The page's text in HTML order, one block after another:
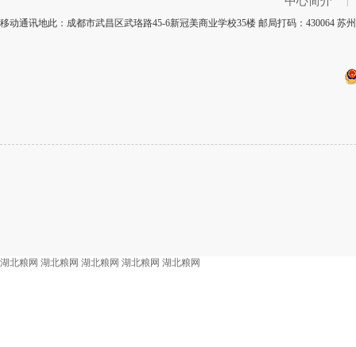
移动通讯地此：成都市武昌区武珞路45-6新冠美商业学校35楼 邮局打码：430064 苏
湖北粮网 湖北粮网 湖北粮网 湖北粮网 湖北粮网